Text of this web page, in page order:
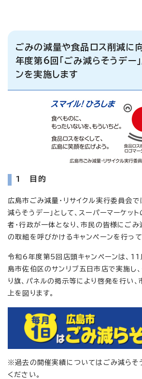
ごみの減量や食品ロス削減
年度第6回「ごみ減らそうデー
ンを実施します
1 目的
広島市ごみ減量・リサイクル実行委員会で
減らそうデー」として、スーパーマーケッ
者・行政が一体となり、市民の皆様にご
の取組を呼びかけるキャンペーンを行って
令和6年度第5回店頭キャンペーンは、
島市佐伯区のサンリブ五日市店で実施し
り旗、パネルの掲示等により啓発を行い
上を図ります。
※過去の開催実績についてはごみ減らそ
ください。